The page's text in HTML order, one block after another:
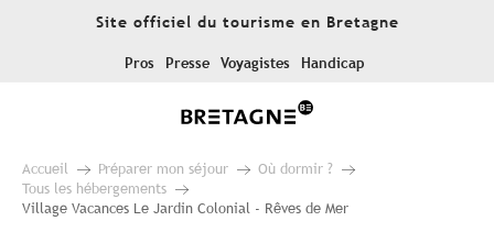
Site officiel du tourisme en Bretagne
Pros Presse Voyagistes Handicap
Accueil Préparer mon séjour
Où dormir ?
Tous les hébergements
Village Vacances Le Jardin Colonial - Rêves de Mer